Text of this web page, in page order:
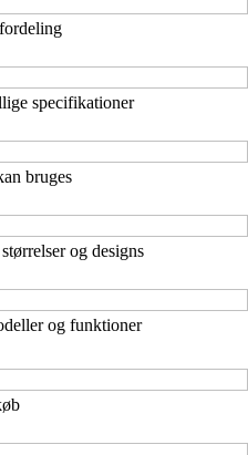
specifikationer
bruges
og designs
og funktioner